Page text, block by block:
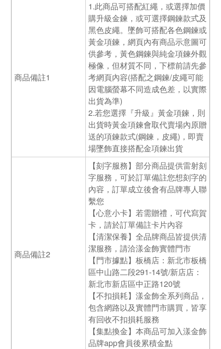
商品備註1
1.此商品可搭配紅繩，或選擇加價
購升級金鍊，或可選擇鋼鍊款式及
黑色皮繩。墜飾可搭配各色鋼鍊或
黃金項鍊，網頁內有商品示意圖可
供參考，黃色鋼鍊與純金項鍊外觀
極像，但材質不同，下標前請先參
考網頁內容(搭配之鋼鍊/皮繩可能
因電腦螢幕不同造成色差，以實際
出貨為準)
2.若您選擇『升級』黃金項鍊，則
出貨時黃金項鍊會取代賣場內原贈
送的項鍊款式(鋼鍊，皮繩)，即賣
場墜飾直接搭配金項鍊出貨
商品備註2
【刻字服務】部分商品提供雷射刻
字服務，可於訂單備註您想刻字的
內容，訂單成立後會有品牌專人聯
繫您
【心意小卡】若需贈禮，可代寫賀
卡，請於訂單備註卡片內容
【清潔保養】全品牌商品皆提供清
潔服務，請洽漾金飾實體門市
【門市據點】板橋店：新北市板橋
區中山路二段291-14號/新店店：
新北市新店區中正路120號
【不扣損耗】漾金飾全系列商品，
包含網路以及實體門市購買，皆享
有回收不扣損耗服務
【集點換金】本商品可加入漾金飾
品牌app會員後累積金點